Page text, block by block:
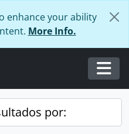
enhance your ability
More Info.
por: